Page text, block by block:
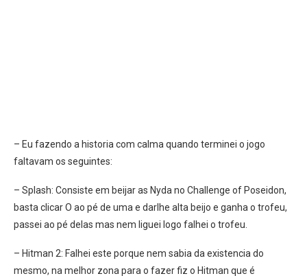
– Eu fazendo a historia com calma quando terminei o jogo
faltavam os seguintes:
– Splash: Consiste em beijar as Nyda no Challenge of Poseidon,
basta clicar O ao pé de uma e darlhe alta beijo e ganha o trofeu,
passei ao pé delas mas nem liguei logo falhei o trofeu.
– Hitman 2: Falhei este porque nem sabia da existencia do
mesmo, na melhor zona para o fazer fiz o Hitman que é